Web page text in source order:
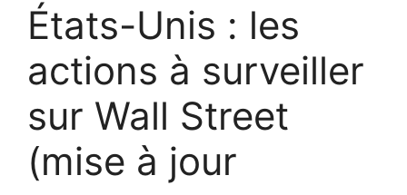
États-Unis : les
actions à surveiller
sur Wall Street
(mise à jour